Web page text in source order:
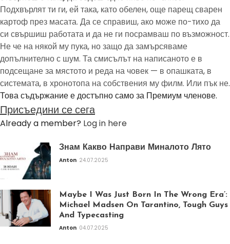
Подхвърлят ти ги, ей така, като обелен, още парещ сварен
картоф през масата. Да се справиш, ако може по-тихо да
си свършиш работата и да не ги посрамваш по възможност.
Не че на някой му пука, но защо да замърсяваме
допълнително с шум. Та смисълът на написаното е в
подсещане за мястото и реда на човек — в опашката, в
системата, в хронотопа на собствения му филм. Или пък не.
Това съдържание е достъпно само за Премиум членове.
Присъедини се сега
Already a member? Log in here
Знам Какво Направи Миналото Лято
Anton 24.07.2025
Maybe I Was Just Born In The Wrong Era’:
Michael Madsen On Tarantino, Tough Guys
And Typecasting
Anton 04.07.2025